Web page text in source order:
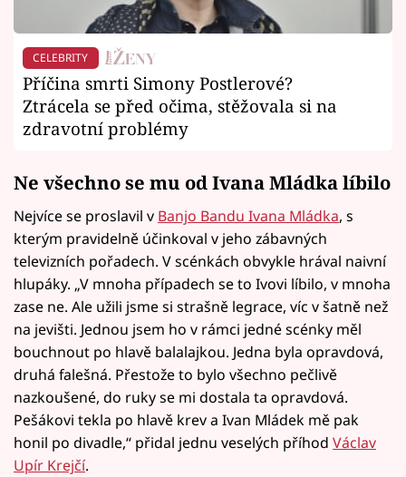
CELEBRITY
Příčina smrti Simony Postlerové?
Ztrácela se před očima, stěžovala si na
zdravotní problémy
Ne všechno se mu od Ivana Mládka líbilo
Nejvíce se proslavil v Banjo Bandu Ivana Mládka, s
kterým pravidelně účinkoval v jeho zábavných
televizních pořadech. V scénkách obvykle hrával naivní
hlupáky. „V mnoha případech se to Ivovi líbilo, v mnoha
zase ne. Ale užili jsme si strašně legrace, víc v šatně než
na jevišti. Jednou jsem ho v rámci jedné scénky měl
bouchnout po hlavě balalajkou. Jedna byla opravdová,
druhá falešná. Přestože to bylo všechno pečlivě
nazkoušené, do ruky se mi dostala ta opravdová.
Pešákovi tekla po hlavě krev a Ivan Mládek mě pak
honil po divadle,“ přidal jednu veselých příhod Václav
Upír Krejčí.